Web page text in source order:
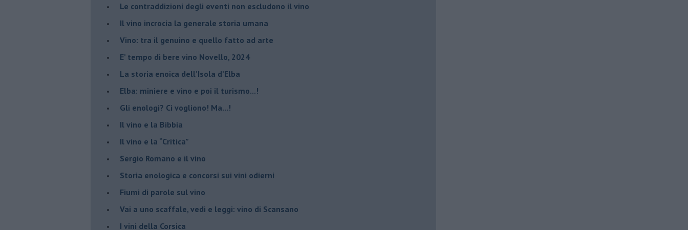
Le contraddizioni degli eventi non escludono il vino
​Il vino incrocia la generale storia umana
Vino: tra il genuino e quello fatto ad arte
E’ tempo di bere vino Novello, 2024
La storia enoica dell’Isola d’Elba
Elba: miniere e vino e poi il turismo...!
​Gli enologi? Ci vogliono! Ma...!
​Il vino e la Bibbia
​Il vino e la “Critica”
Sergio Romano e il vino
​Storia enologica e concorsi sui vini odierni
Fiumi di parole sul vino
​Vai a uno scaffale, vedi e leggi: vino di Scansano
​I vini della Corsica